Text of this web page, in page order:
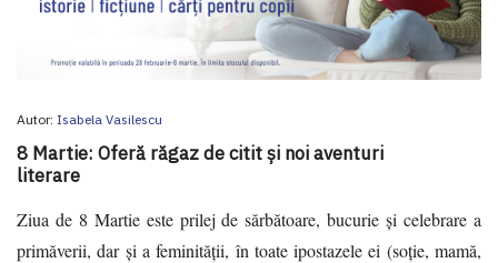
Autor: Isabela Vasilescu
8 Martie: Oferă răgaz de citit și noi aventuri
literare
Ziua de 8 Martie este prilej de sărbătoare, bucurie și celebrare a
primăverii, dar și a feminității, în toate ipostazele ei (soție, mamă,